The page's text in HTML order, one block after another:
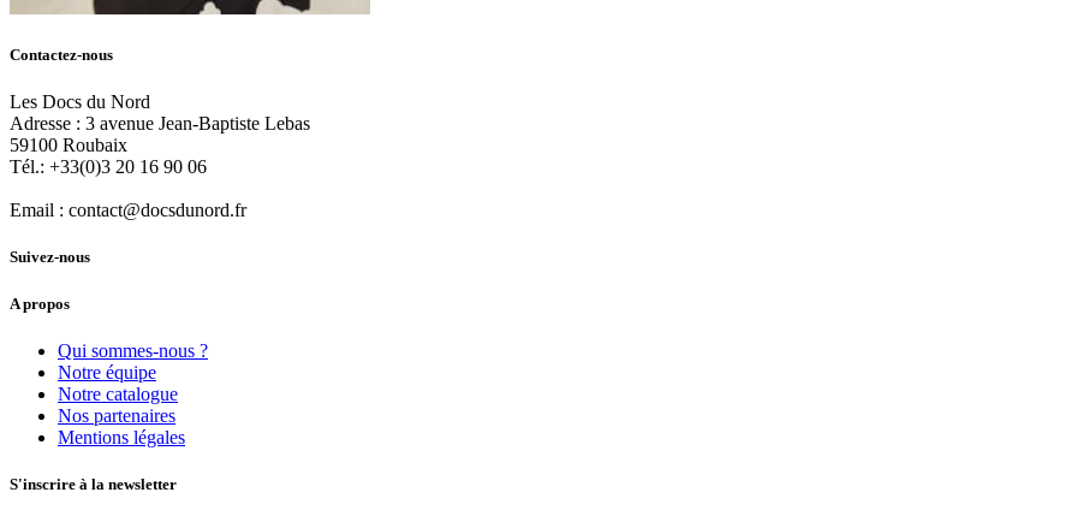
Contactez-nous
Les Docs du Nord
Adresse : 3 avenue Jean-Baptiste Lebas
59100 Roubaix
Tél.: +33(0)3 20 16 90 06
Email : contact@docsdunord.fr
Suivez-nous
A propos
Qui sommes-nous ?
Notre équipe
Notre catalogue
Nos partenaires
Mentions légales
S'inscrire à la newsletter